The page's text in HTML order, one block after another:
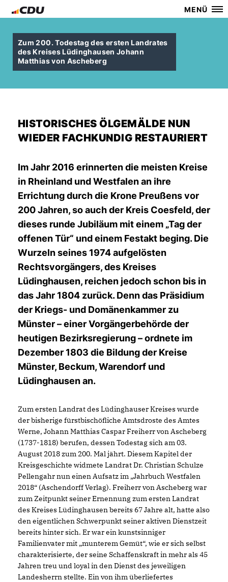
MENÜ
Zum 200. Todestag des ersten Landrates
des Kreises Lüdinghausen Johann
Matthias von Ascheberg
HISTORISCHES ÖLGEMÄLDE NUN
WIEDER FACHKUNDIG RESTAURIERT
Im Jahr 2016 erinnerten die meisten Kreise
in Rheinland und Westfalen an ihre
Errichtung durch die Krone Preußens vor
200 Jahren, so auch der Kreis Coesfeld, der
dieses runde Jubiläum mit einem „Tag der
offenen Tür“ und einem Festakt beging. Die
Wurzeln seines 1974 aufgelösten
Rechtsvorgängers, des Kreises
Lüdinghausen, reichen jedoch schon bis in
das Jahr 1804 zurück. Denn das Präsidium
der Kriegs- und Domänenkammer zu
Münster – einer Vorgängerbehörde der
heutigen Bezirksregierung – ordnete im
Dezember 1803 die Bildung der Kreise
Münster, Beckum, Warendorf und
Lüdinghausen an.
Zum ersten Landrat des Lüdinghauser Kreises wurde
der bisherige fürstbischöfliche Amtsdroste des Amtes
Werne, Johann Matthias Caspar Freiherr von Ascheberg
(1737-1818) berufen, dessen Todestag sich am 03.
August 2018 zum 200. Mal jährt. Diesem Kapitel der
Kreisgeschichte widmete Landrat Dr. Christian Schulze
Pellengahr nun einen Aufsatz im „Jahrbuch Westfalen
2018“ (Aschendorff Verlag). Freiherr von Ascheberg war
zum Zeitpunkt seiner Ernennung zum ersten Landrat
des Kreises Lüdinghausen bereits 67 Jahre alt, hatte also
den eigentlichen Schwerpunkt seiner aktiven Dienstzeit
bereits hinter sich. Er war ein kunstsinniger
Familienvater mit „munterem Gemüt“, wie er sich selbst
charakterisierte, der seine Schaffenskraft in mehr als 45
Jahren treu und loyal in den Dienst des jeweiligen
Landesherrn stellte. Ein von ihm überliefertes